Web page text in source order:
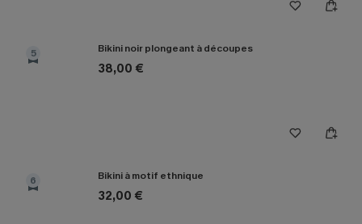
5 Bikini noir plongeant à découpes
38,00 €
6 Bikini à motif ethnique
32,00 €